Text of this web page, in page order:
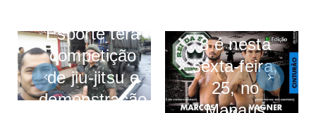
Esporte terá
competição
de jiu-jitsu e
demonstração
8 é nesta
sexta-feira,
25, no